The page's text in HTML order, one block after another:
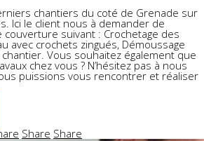
chantiers du coté de Grenade sur
Ici le client nous à demander de
couverture suivant : Crochetage des
avec crochets zingués, Démoussage
Vous souhaitez également que
chez vous ? N’hésitez pas à nous
puissions vous rencontrer et réaliser
Share Share